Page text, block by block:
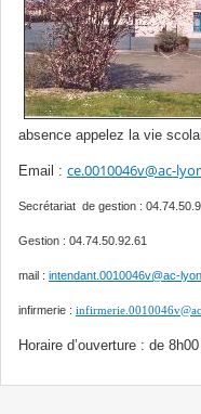
absence appelez la vie
Email : ce.0010046v@ac-
Secrétariat de gestion :
Gestion : 04.74.50.92.61
mail : intendant.0010046v@ac-
infirmerie :
Horaire d’ouverture : de